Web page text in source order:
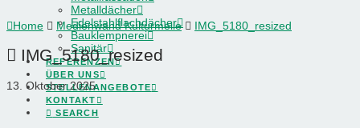
Metalldächer
Edelstahlflachdächer
Bauklempnerei
Sanitär
REFERENZEN
ÜBER UNS
STELLENANGEBOTE
KONTAKT
SEARCH
Home Medienwand Kulturmeile IMG_5180_resized
IMG_5180_resized
13. Oktober 2025